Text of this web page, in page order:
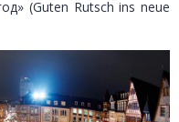
(Gutеn Rutsch ins neuе